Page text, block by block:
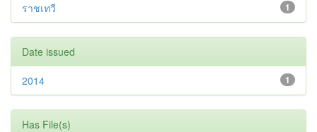
1
ราชเทวี
Date issued
1
2014
Has File(s)